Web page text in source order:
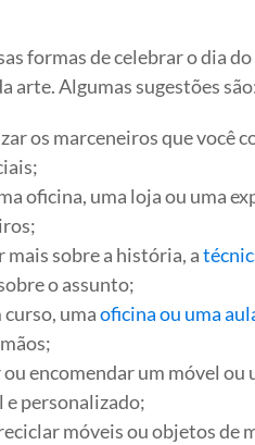
formas de celebrar o dia
arte. Algumas sugestões
os marceneiros que você
oficina, uma loja ou uma
mais sobre a história, a
o assunto;
curso, umaoficina ou uma
encomendar um móvel ou
e personalizado;
móveis ou objetos de